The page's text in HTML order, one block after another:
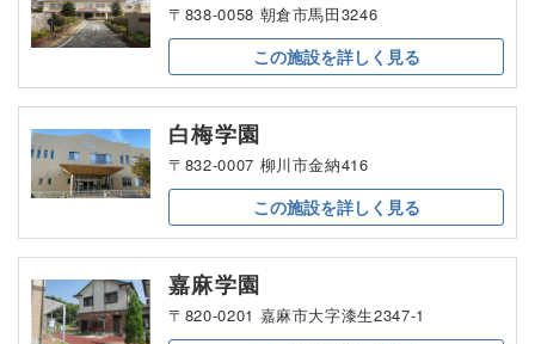
〒838-0058 朝倉市馬田3246
この施設を詳しく見る
白梅学園
〒832-0007 柳川市金納416
この施設を詳しく見る
嘉麻学園
〒820-0201 嘉麻市大字漆生2347-1